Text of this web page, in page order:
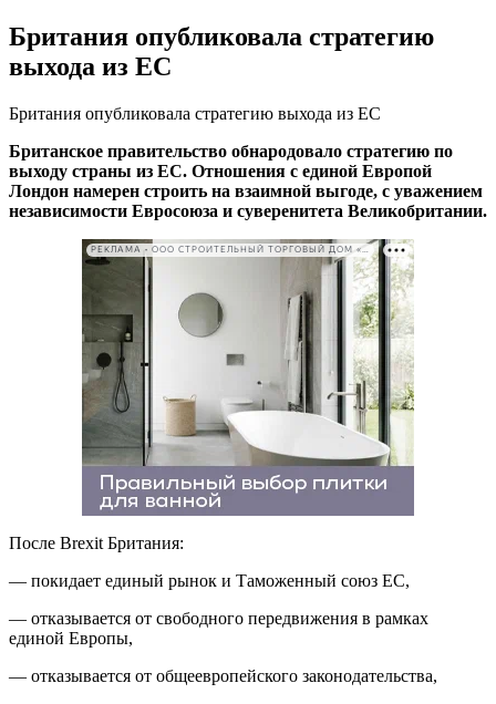
Британия опубликовала стратегию
выхода из ЕС
Британия опубликовала стратегию выхода из ЕС
Британское правительство обнародовало стратегию по
выходу страны из ЕС. Отношения с единой Европой
Лондон намерен строить на взаимной выгоде, с уважением
независимости Евросоюза и суверенитета Великобритании.
РЕКЛАМА • ООО СТРОИТЕЛЬНЫЙ ТОРГОВЫЙ ДОМ «ПЕТРОВИЧ». ИНН: 7802348846
После Brexit Британия:
— покидает единый рынок и Таможенный союз ЕС,
— отказывается от свободного передвижения в рамках
единой Европы,
— отказывается от общеевропейского законодательства,